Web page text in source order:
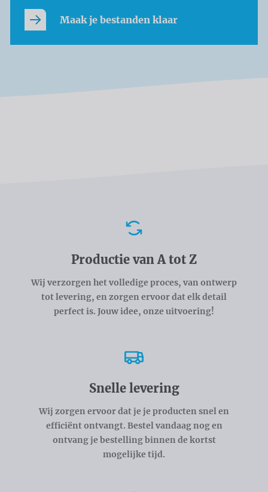
Maak je bestanden klaar
Productie van A tot Z
Wij verzorgen het volledige proces, van ontwerp
tot levering, en zorgen ervoor dat elk detail
perfect is. Jouw idee, onze uitvoering!
Snelle levering
Wij zorgen ervoor dat je je producten snel en
efficiënt ontvangt. Bestel vandaag nog en
ontvang je bestelling binnen de kortst
mogelijke tijd.